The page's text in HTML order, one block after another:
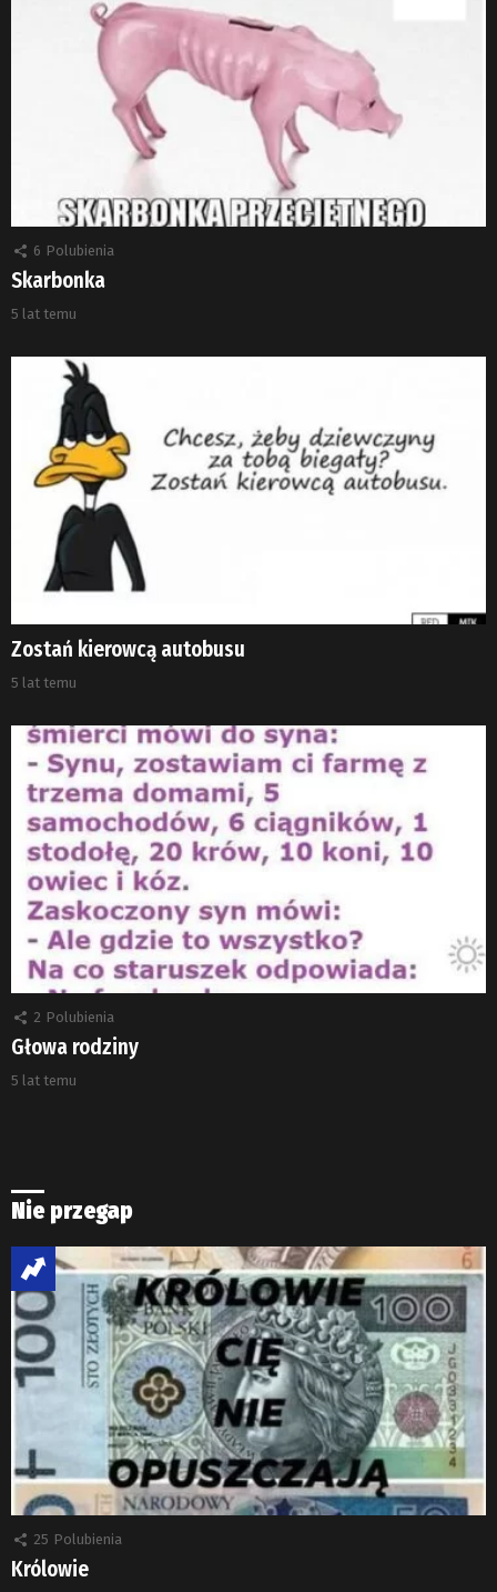
6 Polubienia
Skarbonka
5 lat temu
Zostań kierowcą autobusu
5 lat temu
2 Polubienia
Głowa rodziny
5 lat temu
Nie przegap
25 Polubienia
Królowie